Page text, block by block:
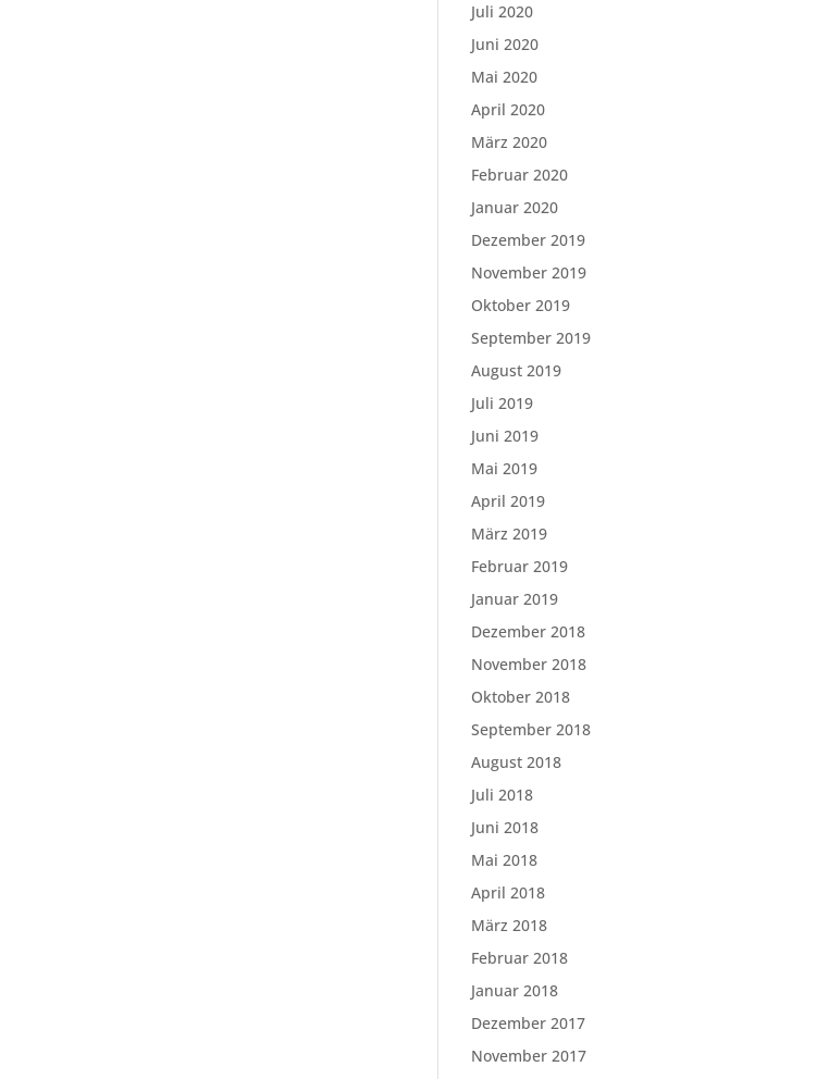
Juli 2020
Juni 2020
Mai 2020
April 2020
März 2020
Februar 2020
Januar 2020
Dezember 2019
November 2019
Oktober 2019
September 2019
August 2019
Juli 2019
Juni 2019
Mai 2019
April 2019
März 2019
Februar 2019
Januar 2019
Dezember 2018
November 2018
Oktober 2018
September 2018
August 2018
Juli 2018
Juni 2018
Mai 2018
April 2018
März 2018
Februar 2018
Januar 2018
Dezember 2017
November 2017